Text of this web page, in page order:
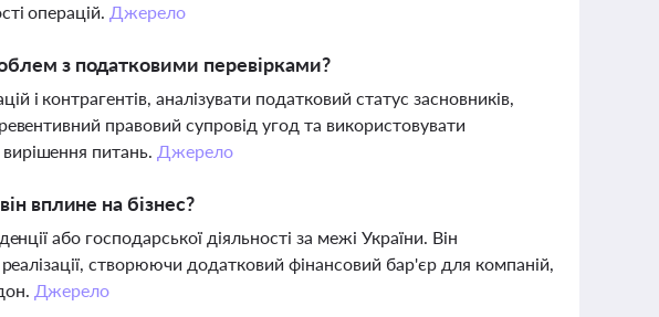
операцій. Джерело
з податковими перевірками?
і контрагентів, аналізувати податковий статус засновників,
правовий супровід угод та використовувати
питань. Джерело
вплине на бізнес?
або господарської діяльності за межі України. Він
створюючи додатковий фінансовий бар'єр для компаній,
Джерело